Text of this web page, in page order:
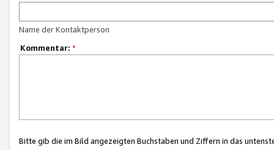
Name der Kontaktperson
Kommentar: *
Bitte gib die im Bild angezeigten Buchstaben und Ziffern in das